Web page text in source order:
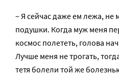
– Я сейчас даже ем лежа, не
подушки. Когда муж меня
космос полететь, голова
Лучше меня не трогать,
тетя болели той же